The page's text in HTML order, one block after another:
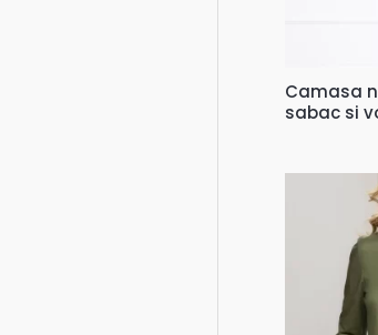
Camasa
sabac si